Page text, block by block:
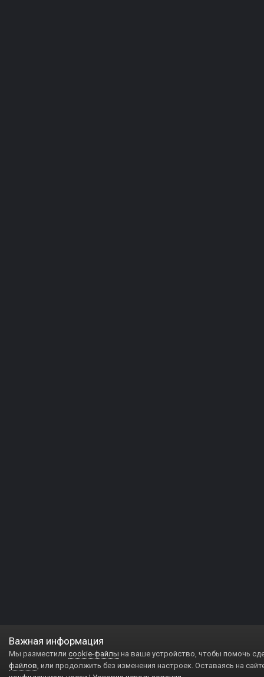
Важная информация
Мы разместили cookie-файлы на ваше устройство, чтобы помочь
файлов, или продолжить без изменения настроек. Оставаясь на